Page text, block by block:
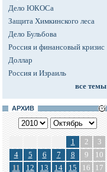
Дело ЮКОСа
Защита Химкинского леса
Дело Бульбова
Россия и финансовый кризис
Доллар
Россия и Израиль
все темы
АРХИВ
1 2
3
4
5 6 7 8 9
10
11
12 13 14 15 16
17